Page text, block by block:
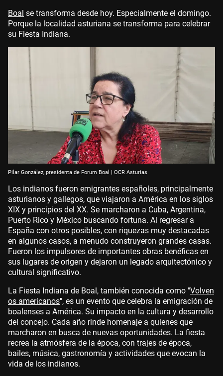
Boal se transforma desde hoy. Especialmente el domingo.
Porque la localidad asturiana se transforma para celebrar
su Fiesta Indiana.
Pilar González, presidenta de Forum Boal | OCR Asturias
Los indianos fueron emigrantes españoles, principalmente
asturianos y gallegos, que viajaron a América en los siglos
XIX y principios del XX. Se marcharon a Cuba, Argentina,
Puerto Rico y México buscando fortuna. Al regresar a
España con otros posibles, con riquezas muy destacadas
en algunos casos, a menudo construyeron grandes casas.
Fueron los impulsores de importantes obras benéficas en
sus lugares de origen y dejaron un legado arquitectónico y
cultural significativo.
La Fiesta Indiana de Boal, también conocida como "Volven
os americanos", es un evento que celebra la emigración de
boalenses a América. Su impacto en la cultura y desarrollo
del concejo. Cada año rinde homenaje a quienes que
marcharon en busca de nuevas oportunidades. La fiesta
recrea la atmósfera de la época, con trajes de época,
bailes, música, gastronomía y actividades que evocan la
vida de los indianos.